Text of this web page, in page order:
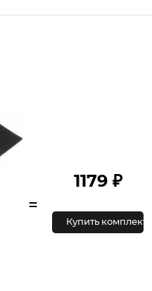
=
1179 ₽
Купить комплект